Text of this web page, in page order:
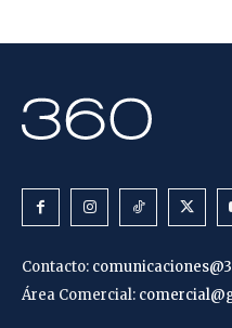
Contacto:
Área Comercial: